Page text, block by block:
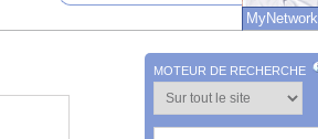
MyNetwork
MOTEUR DE RECHERCHE